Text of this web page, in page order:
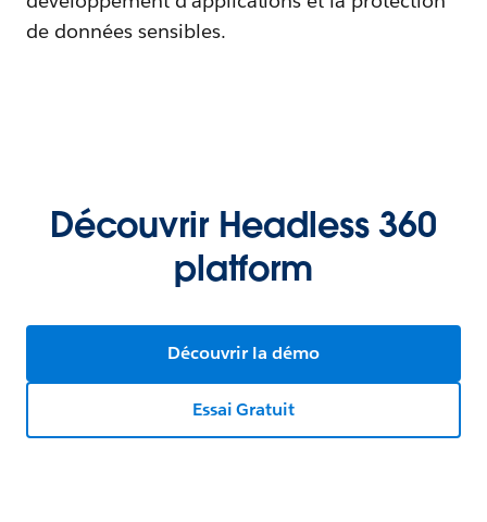
de données sensibles.
Découvrir Headless 360
platform
Découvrir la démo
Essai Gratuit